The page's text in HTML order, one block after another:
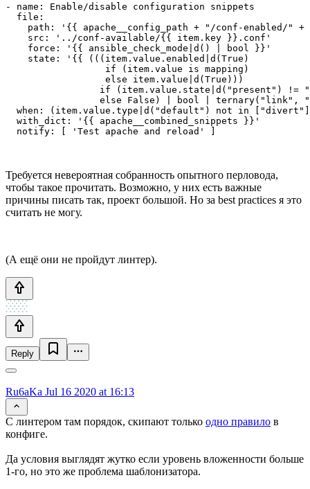
- name: Enable/disable configuration snippets
  file:
path: '{{ apache__config_path + "/conf-enabled/" +
    src: '../conf-available/{{ item.key }}.conf'
    force: '{{ ansible_check_mode|d() | bool }}'
    state: '{{ (((item.value.enabled|d(True)
                  if (item.value is mapping)
                  else item.value|d(True)))
if (item.value.state|d("present") !=
else False) | bool | ternary("link",
when: (item.value.type|d("default") not in
  with_dict: '{{ apache__combined_snippets }}'
  notify: [ 'Test apache and reload' ]
Требуется невероятная собранность опытного перловода,
чтобы такое прочитать. Возможно, у них есть важные
причины писать так, проект большой. Но за best practices я это
считать не могу.
(А ещё они не пройдут линтер).
Reply
Ru6aKa Jul 16 2020 at 16:13
С линтером там порядок, скипают только одно правило в
конфиге.
Да условия выглядят жутко если уровень вложенности больше
1-го, но это же проблема шаблонизатора.